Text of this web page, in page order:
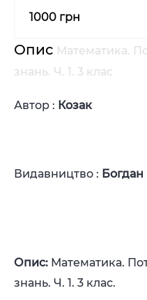
1000 грн
Опис Математика.
знань. Ч. 1. 3 клас
Автор : Козак
Видавництво : Богдан
Опис: Математика.
знань. Ч. 1. 3 клас.